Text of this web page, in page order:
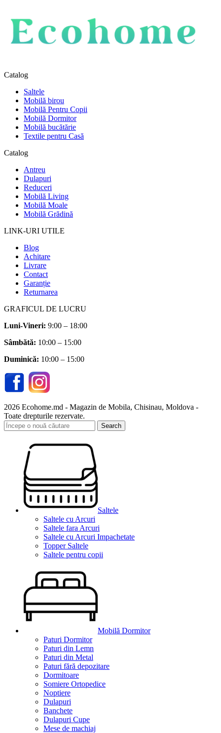
Catalog
Saltele
Mobilă birou
Mobilă Pentru Copii
Mobilă Dormitor
Mobilă bucătărie
Textile pentru Casă
Catalog
Antreu
Dulapuri
Reduceri
Mobilă Living
Mobilă Moale
Mobilă Grădină
LINK-URI UTILE
Blog
Achitare
Livrare
Contact
Garanție
Returnarea
GRAFICUL DE LUCRU
Luni-Vineri: 9:00 – 18:00
Sâmbătă: 10:00 – 15:00
Duminică: 10:00 – 15:00
2026 Ecohome.md - Magazin de Mobila, Chisinau, Moldova -
Toate drepturile rezervate.
Search
Saltele
Saltele cu Arcuri
Saltele fara Arcuri
Saltele cu Arcuri Impachetate
Topper Saltele
Saltele pentru copii
Mobilă Dormitor
Paturi Dormitor
Paturi din Lemn
Paturi din Metal
Paturi fără depozitare
Dormitoare
Somiere Ortopedice
Noptiere
Dulapuri
Banchete
Dulapuri Cupe
Mese de machiaj